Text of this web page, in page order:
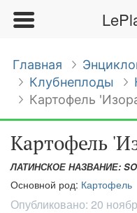
Главная
Клубнеплоды
Картофель
Картофель
ЛАТИНСКОЕ НАЗВАНИЕ:
Основной род: Картофель
Опубликовано: 20